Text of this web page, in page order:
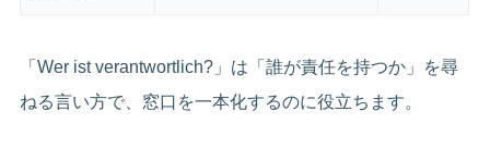
「Wer ist verantwortlich?」は「誰が責任を持つか」を尋
ねる言い方で、窓口を一本化するのに役立ちます。